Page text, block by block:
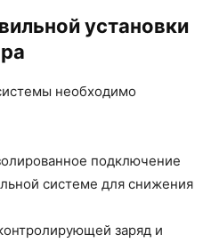
установки
необходимо
подключение
системе для снижения
заряд и